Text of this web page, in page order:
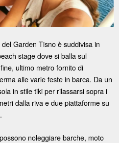
Garden Tisno è suddivisa in
stage dove si balla sul
ultimo metro fornito di
alle varie feste in barca. Da un
in stile tiki per rilassarsi sopra i
dalla riva e due piattaforme su
noleggiare barche, moto